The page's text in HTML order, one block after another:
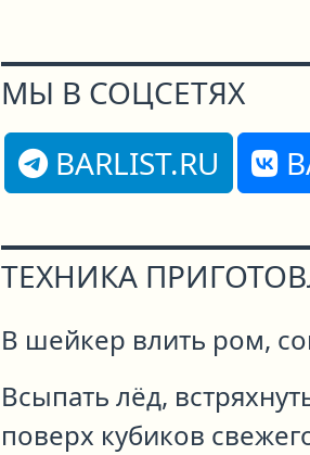
МЫ В СОЦСЕТЯХ
BARLIST.RU
ТЕХНИКА
В шейкер влить ром,
Всыпать лёд,
поверх кубиков